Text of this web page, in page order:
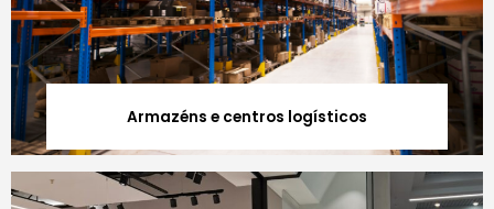
Armazéns e centros logísticos